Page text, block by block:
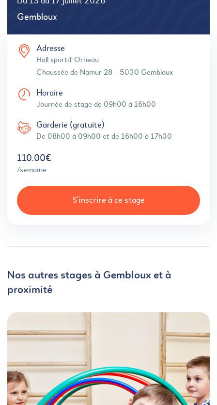
Gembloux
Adresse
Hall sportif Orneau
Chaussée de Namur 28 - 5030 Gembloux
Horaire
Journée de stage de 09h00 à 16h00
Garderie (gratuite)
De 08h00 à 09h00 et de 16h00 à 17h30
110,00€
/semaine
S'inscrire à ce stage
Nos autres stages à Gembloux et à
proximité